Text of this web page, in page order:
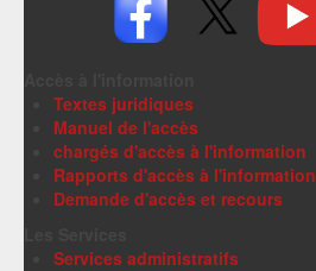
Textes juridiques
Manuel de l'accès
chargés d'accès à l'information
Rapports d'accès à l'information
Demande d'accès et recours
Services administratifs